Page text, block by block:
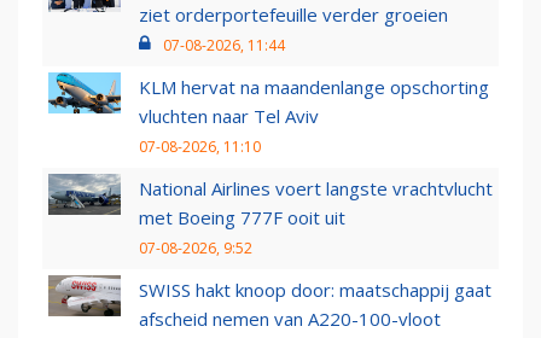
ziet orderportefeuille verder groeien
07-08-2026, 11:44
KLM hervat na maandenlange opschorting
vluchten naar Tel Aviv
07-08-2026, 11:10
National Airlines voert langste vrachtvlucht
met Boeing 777F ooit uit
07-08-2026, 9:52
SWISS hakt knoop door: maatschappij gaat
afscheid nemen van A220-100-vloot